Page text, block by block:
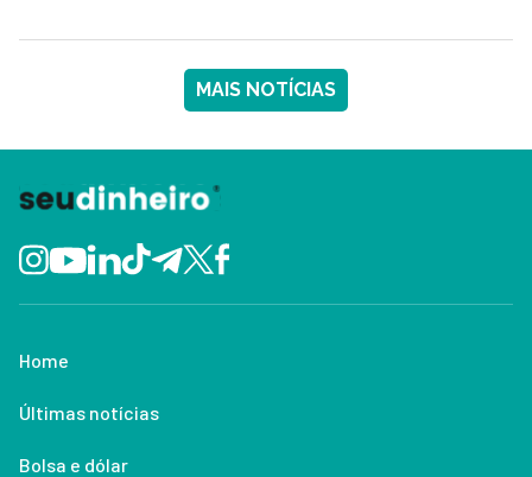
MAIS NOTÍCIAS
Home
Últimas notícias
Bolsa e dólar